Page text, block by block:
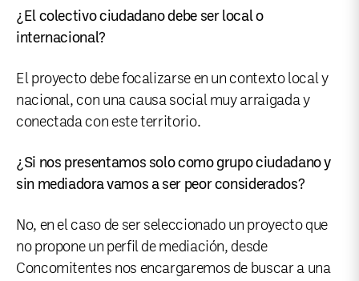
¿El colectivo ciudadano debe ser local o
internacional?
El proyecto debe focalizarse en un contexto local y
nacional, con una causa social muy arraigada y
conectada con este territorio.
¿Si nos presentamos solo como grupo ciudadano y
sin mediadora vamos a ser peor considerados?
No, en el caso de ser seleccionado un proyecto que
no propone un perfil de mediación, desde
Concomitentes nos encargaremos de buscar a una